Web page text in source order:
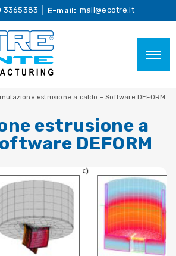
3365383 E-mail: mail@ecotre.it
estrusione a caldo – Software DEFORM
estrusione a
DEFORM